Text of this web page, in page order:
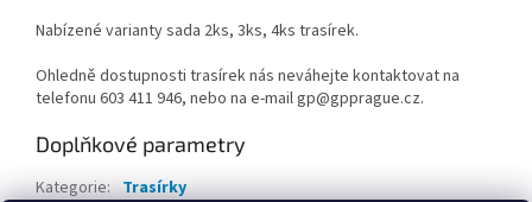
Nabízené varianty sada 2ks, 3ks, 4ks trasírek.
Ohledně dostupnosti trasírek nás neváhejte kontaktovat na
telefonu 603 411 946, nebo na e-mail gp@gpprague.cz.
Doplňkové parametry
Kategorie: Trasírky